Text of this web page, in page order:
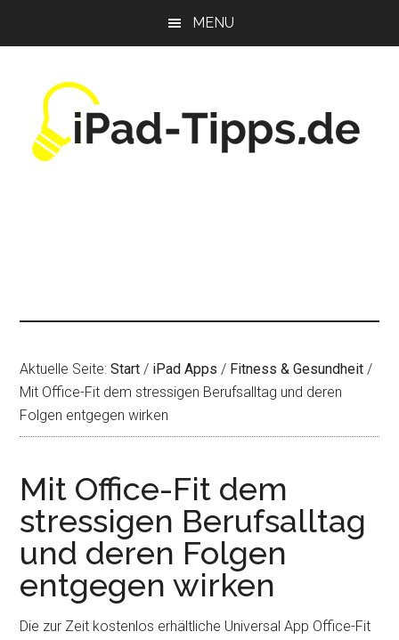
MENU
Aktuelle Seite:Start / iPad Apps / Fitness & Gesundheit /
Mit Office-Fit dem stressigen Berufsalltag und deren
Folgen entgegen wirken
Mit Office-Fit dem
stressigen Berufsalltag
und deren Folgen
entgegen wirken
Die zur Zeit kostenlos erhältliche Universal App Office-Fit